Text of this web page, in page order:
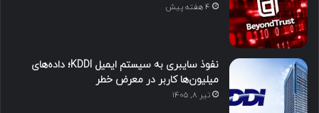
4 هفته پیش
نفوذ سایبری به سیستم ایمیل KDDI؛ داده‌های
میلیون‌ها کاربر در معرض خطر
تیر ۸, ۱۴۰۵